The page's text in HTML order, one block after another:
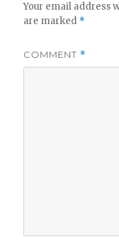
Your email address
are marked *
COMMENT *